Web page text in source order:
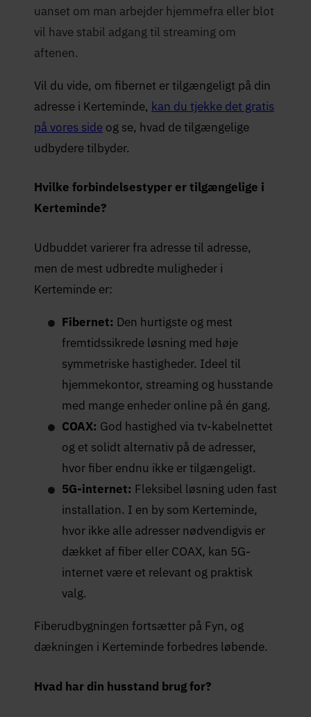
uanset om man arbejder hjemmefra eller blot
vil have stabil adgang til streaming om
aftenen.
Vil du vide, om fibernet er tilgængeligt på din
adresse i Kerteminde, kan du tjekke det gratis
på vores side og se, hvad de tilgængelige
udbydere tilbyder.
Hvilke forbindelsestyper er tilgængelige i
Kerteminde?
Udbuddet varierer fra adresse til adresse,
men de mest udbredte muligheder i
Kerteminde er:
Fibernet: Den hurtigste og mest
fremtidssikrede løsning med høje
symmetriske hastigheder. Ideel til
hjemmekontor, streaming og husstande
med mange enheder online på én gang.
COAX: God hastighed via tv-kabelnettet
og et solidt alternativ på de adresser,
hvor fiber endnu ikke er tilgængeligt.
5G-internet: Fleksibel løsning uden fast
installation. I en by som Kerteminde,
hvor ikke alle adresser nødvendigvis er
dækket af fiber eller COAX, kan 5G-
internet være et relevant og praktisk
valg.
Fiberudbygningen fortsætter på Fyn, og
dækningen i Kerteminde forbedres løbende.
Hvad har din husstand brug for?